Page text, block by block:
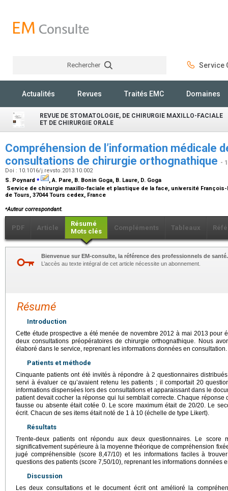
Rechercher Service
Actualités Revues Traités EMC Domaines
REVUE DE STOMATOLOGIE, DE CHIRURGIE MAXILLO-FACIALE
ET DE CHIRURGIE ORALE
Compréhension de l’information médicale
consultations de chirurgie orthognathique -
Doi : 10.1016/j.revsto.2013.10.002
S. Poynard ⁎
, A. Pare, B. Bonin Goga, B. Laure, D. Goga
Service de chirurgie maxillo-faciale et plastique de la face, université François-
de Tours, 37044 Tours cedex, France
⁎Auteur correspondant.
PDF Article
Résumé
Mots clés
Compléments Tableaux
Bienvenue sur EM-consulte, la référence des professionnels de santé.
L’accès au texte intégral de cet article nécessite un abonnement.
Résumé
Introduction
Cette étude prospective a été menée de novembre 2012 à mai 2013 pour
deux consultations préopératoires de chirurgie orthognathique. Nous
élaboré dans le service, reprenant les informations données en consultation.
Patients et méthode
Cinquante patients ont été invités à répondre à 2 questionnaires
servi à évaluer ce qu’avaient retenu les patients ; il comportait 20
informations dispensées lors des consultations et apparaissant dans le
patient devait cocher la réponse qui lui semblait correcte. Chaque réponse
fausse ou absente était cotée 0. Le score maximum était de 20/20. Le
écrit. Chacun de ses items était noté de 1 à 10 (échelle de type Likert).
Résultats
Trente-deux patients ont répondu aux deux questionnaires. Le score
significativement supérieure à la moyenne théorique de compréhension
jugé compréhensible (score 8,47/10) et les informations faciles à
questions des patients (score 7,50/10), reprenant les informations données
Discussion
Les deux consultations et le document écrit ont amélioré la